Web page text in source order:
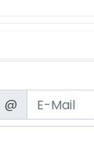
Email
@